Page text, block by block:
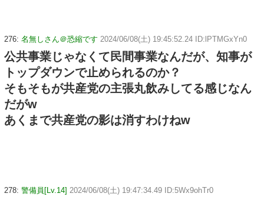
276: 名無しさん＠恐縮です 2024/06/08(土) 19:45:52.24 ID:lPTMGxYn0
公共事業じゃなくて民間事業なんだが、知事が
トップダウンで止められるのか？
そもそもが共産党の主張丸飲みしてる感じなん
だがw
あくまで共産党の影は消すわけねw
278: 警備員[Lv.14] 2024/06/08(土) 19:47:34.49 ID:5Wx9ohTr0